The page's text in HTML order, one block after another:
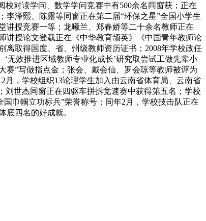
对读学问、数学学问竞赛中有500余名同窗获；正在
泽熙、陈露等同窗正在第二届“环保之星”全国小学生
讲授竞赛一等；龙曦兰、郑春娇等二十余名教师正在
讲授论文登载正在《中华教育颉英》《中国青年教师论
取得国度、省、州级教师资历证书；2008年学校政任
无效推进区域教师专业化成长’研究取尝试工做先辈小
赛”写做指点金；张会、戴会仙、罗会琼等教师被评为
月，学校组织13论理学生加入由云南省体育局、云南省
刘世杰同窗正在四驱车拼拆竞速赛中获得第五名；学校
巾帼立功标兵”荣誉称号；同年2月，学校技击队正在
底四名的好成就。